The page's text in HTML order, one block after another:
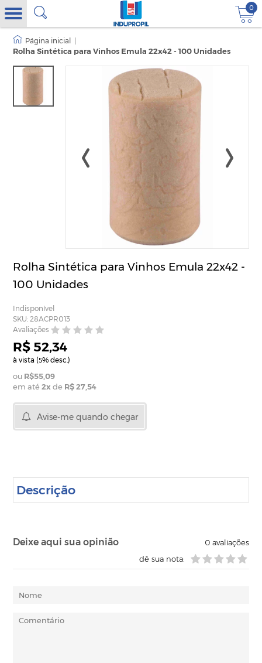
0
Rolha Sintética para Vinhos Emula 22x42 - 100 Unidades
Rolha Sintética para Vinhos Emula 22x42 -
100 Unidades
Indisponível
SKU: 28ACPR013
Avaliações
R$ 52,34
à vista (5% desc.)
R$55,09
em até2x de R$ 27,54
Avise-me quando chegar
Descrição
Deixe aqui sua opinião 0avaliações
dê sua nota: